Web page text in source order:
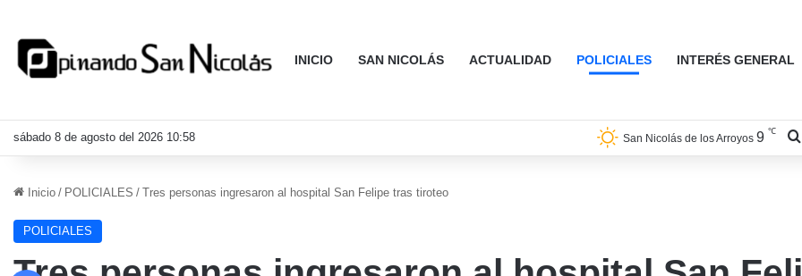
INICIO SAN NICOLÁS ACTUALIDAD POLICIALES INTERÉS GENERAL
sábado 8 de agosto del 2026 10:58 San Nicolás de los Arroyos 9 ℃
Inicio / POLICIALES / Tres personas ingresaron al hospital San Felipe tras tiroteo
POLICIALES
Facebook